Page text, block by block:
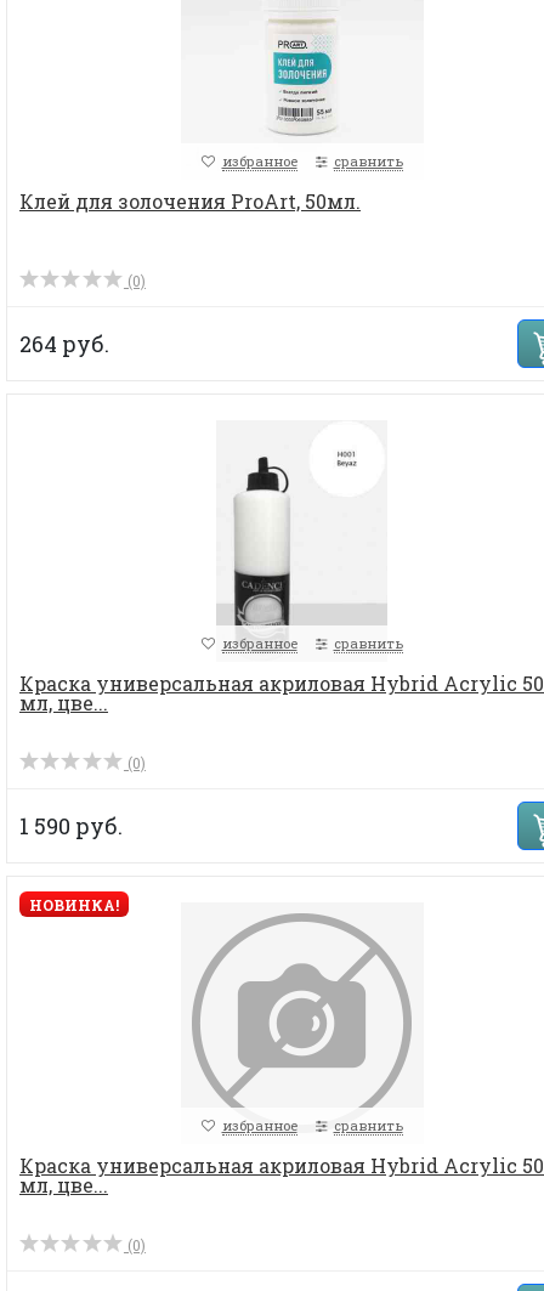
избранное сравнить
Клей для золочения ProArt, 50мл.
(0)
264 руб.
избранное сравнить
Краска универсальная акриловая Hybrid Acrylic
мл, цве...
(0)
1 590 руб.
НОВИНКА!
избранное сравнить
Краска универсальная акриловая Hybrid Acrylic
мл, цве...
(0)